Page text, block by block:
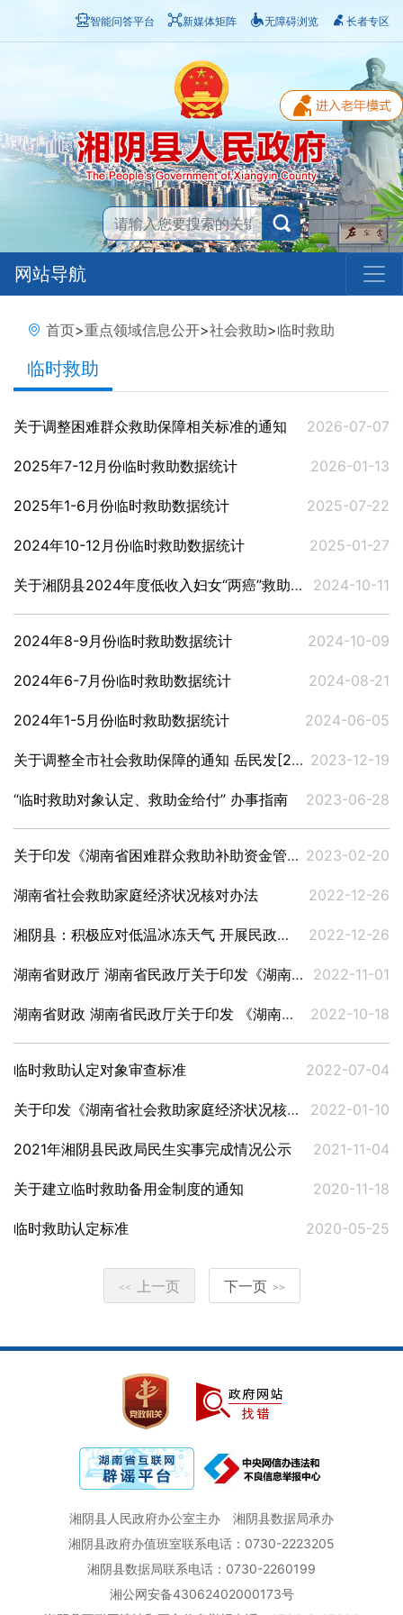
智能问答平台 新媒体矩阵 无障碍浏览 长者专区
网站导航
首页>重点领域信息公开>社会救助>临时救助
临时救助
关于调整困难群众救助保障相关标准的通知 2026-07-07
2025年7-12月份临时救助数据统计 2026-01-13
2025年1-6月份临时救助数据统计 2025-07-22
2024年10-12月份临时救助数据统计 2025-01-27
关于湘阴县2024年度低收入妇女“两癌”救助对象的公示 2024-10-11
2024年8-9月份临时救助数据统计 2024-10-09
2024年6-7月份临时救助数据统计 2024-08-21
2024年1-5月份临时救助数据统计 2024-06-05
关于调整全市社会救助保障的通知 岳民发[2023]11号 2023-12-19
“临时救助对象认定、救助金给付” 办事指南 2023-06-28
关于印发《湖南省困难群众救助补助资金管理办法》的通知 湘财社（2022）30号 2023-02-20
湖南省社会救助家庭经济状况核对办法 2022-12-26
湘阴县：积极应对低温冰冻天气 开展民政服务机构安全生产等督导工作 2022-12-26
湖南省财政厅 湖南省民政厅关于印发《湖南省困难群众救助补助管理办法》的通知 湘财社（2022）30号 2022-11-01
湖南省财政 湖南省民政厅关于印发 《湖南省困难群众救助补助资金 管理办法》的通知 湘财社（2022）30号 2022-10-18
临时救助认定对象审查标准 2022-07-04
关于印发《湖南省社会救助家庭经济状况核对办法》的通知 2022-01-10
2021年湘阴县民政局民生实事完成情况公示 2021-11-04
关于建立临时救助备用金制度的通知 2020-11-18
临时救助认定标准 2020-05-25
<< 上一页 下一页 >>
湘阴县人民政府办公室主办
湘阴县数据局承办
湘阴县政府办值班室联系电话：0730-2223205
湘阴县数据局联系电话：0730-2260199
湘公网安备43062402000173号